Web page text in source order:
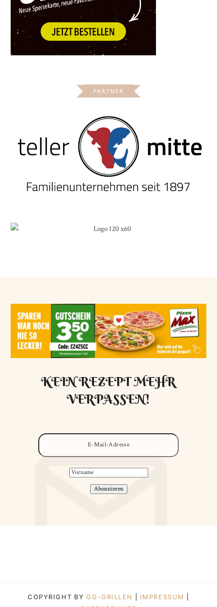
PARTNER
KEIN REZEPT MEHR
VERPASSEN!
COPYRIGHT BYGG-GRILLEN IMPRESSUM